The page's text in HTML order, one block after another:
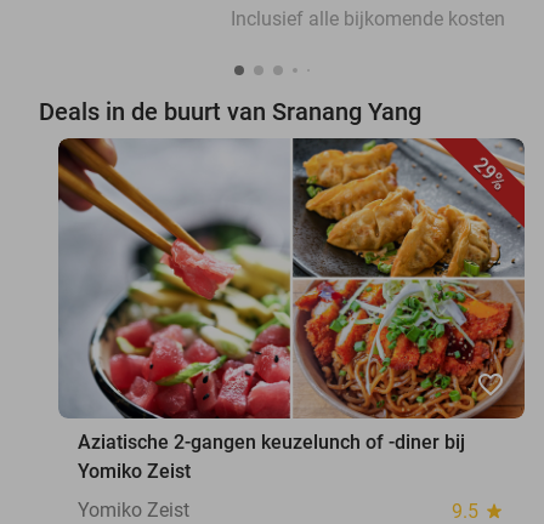
Inclusief alle bijkomende kosten
Deals in de buurt van Sranang Yang
29%
favorite_border
Aziatische 2-gangen keuzelunch of -diner bij
Yomiko Zeist
Yomiko Zeist
9.5 star